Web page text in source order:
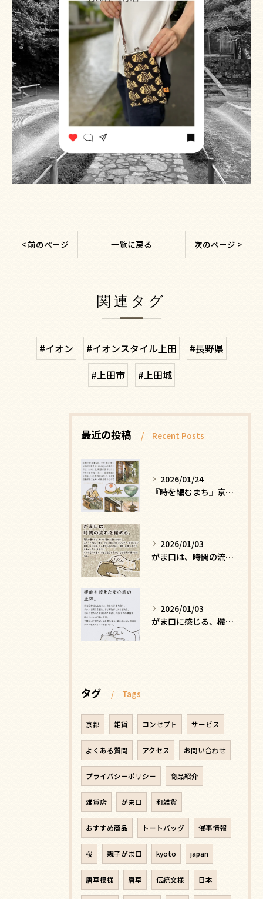
< 前のページ 一覧に戻る 次のページ >
関連タグ
#イオン #イオンスタイル上田
#長野県
#上田市
#上田城
最近の投稿 Recent Posts
2026/01/24
『時を編むまち』京都ー日常にひそむ、静かな贅沢
2026/01/03
がま口は、時間の流れを緩める
2026/01/03
がま口に感じる、機能を超えた安心感の正体
タグ Tags
京都 雑貨 コンセプト サービス
よくある質問 アクセス お問い合わせ
プライバシーポリシー 商品紹介
雑貨店 がま口 和雑貨
おすすめ商品 トートバッグ 催事情報
桜 親子がま口 kyoto japan
唐草模様 唐草 伝統文様 日本